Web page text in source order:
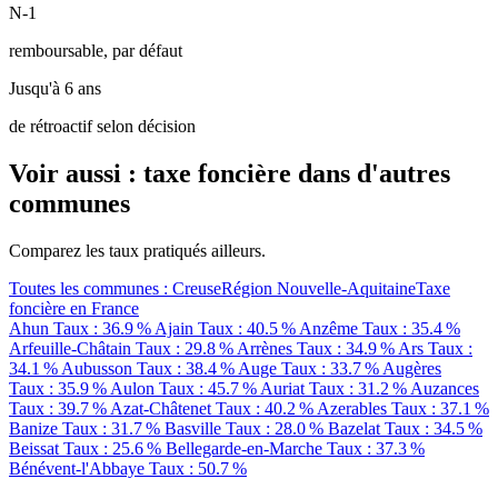
N-1
remboursable, par défaut
Jusqu'à 6 ans
de rétroactif selon décision
Voir aussi : taxe foncière dans d'autres
communes
Comparez les taux pratiqués ailleurs.
Toutes les communes : CreuseRégion Nouvelle-AquitaineTaxe
foncière en France
Ahun Taux : 36.9 % Ajain Taux : 40.5 % Anzême Taux : 35.4 %
Arfeuille-Châtain Taux : 29.8 % Arrènes Taux : 34.9 % Ars Taux :
34.1 % Aubusson Taux : 38.4 % Auge Taux : 33.7 % Augères
Taux : 35.9 % Aulon Taux : 45.7 % Auriat Taux : 31.2 % Auzances
Taux : 39.7 % Azat-Châtenet Taux : 40.2 % Azerables Taux : 37.1 %
Banize Taux : 31.7 % Basville Taux : 28.0 % Bazelat Taux : 34.5 %
Beissat Taux : 25.6 % Bellegarde-en-Marche Taux : 37.3 %
Bénévent-l'Abbaye Taux : 50.7 %